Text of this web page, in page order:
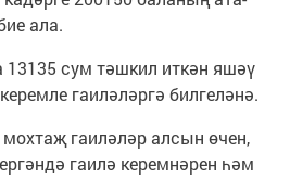
ала.
13135 сум тәшкил иткән яшәү
гаиләләргә билгеләнә.
гаиләләр алсын өчен,
гаилә керемнәрен һәм